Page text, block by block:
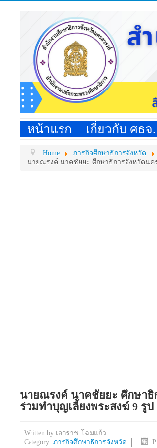
หน้าแรก เกี่ยวกับ ศธจ.
Home
ภารกิจศึกษาธิการจังหวัด
นายณรงค์ นาคชัยยะ ศึกษาธิการจังหวัดนค
นายณรงค์ นาคชัยยะ ศึกษาธิ
ร่วมทำบุญเลี้ยงพระสงฆ์ 9 รูป
Written by เอกราช โฉมแก้ว
Category: ภารกิจศึกษาธิการจังหวัด